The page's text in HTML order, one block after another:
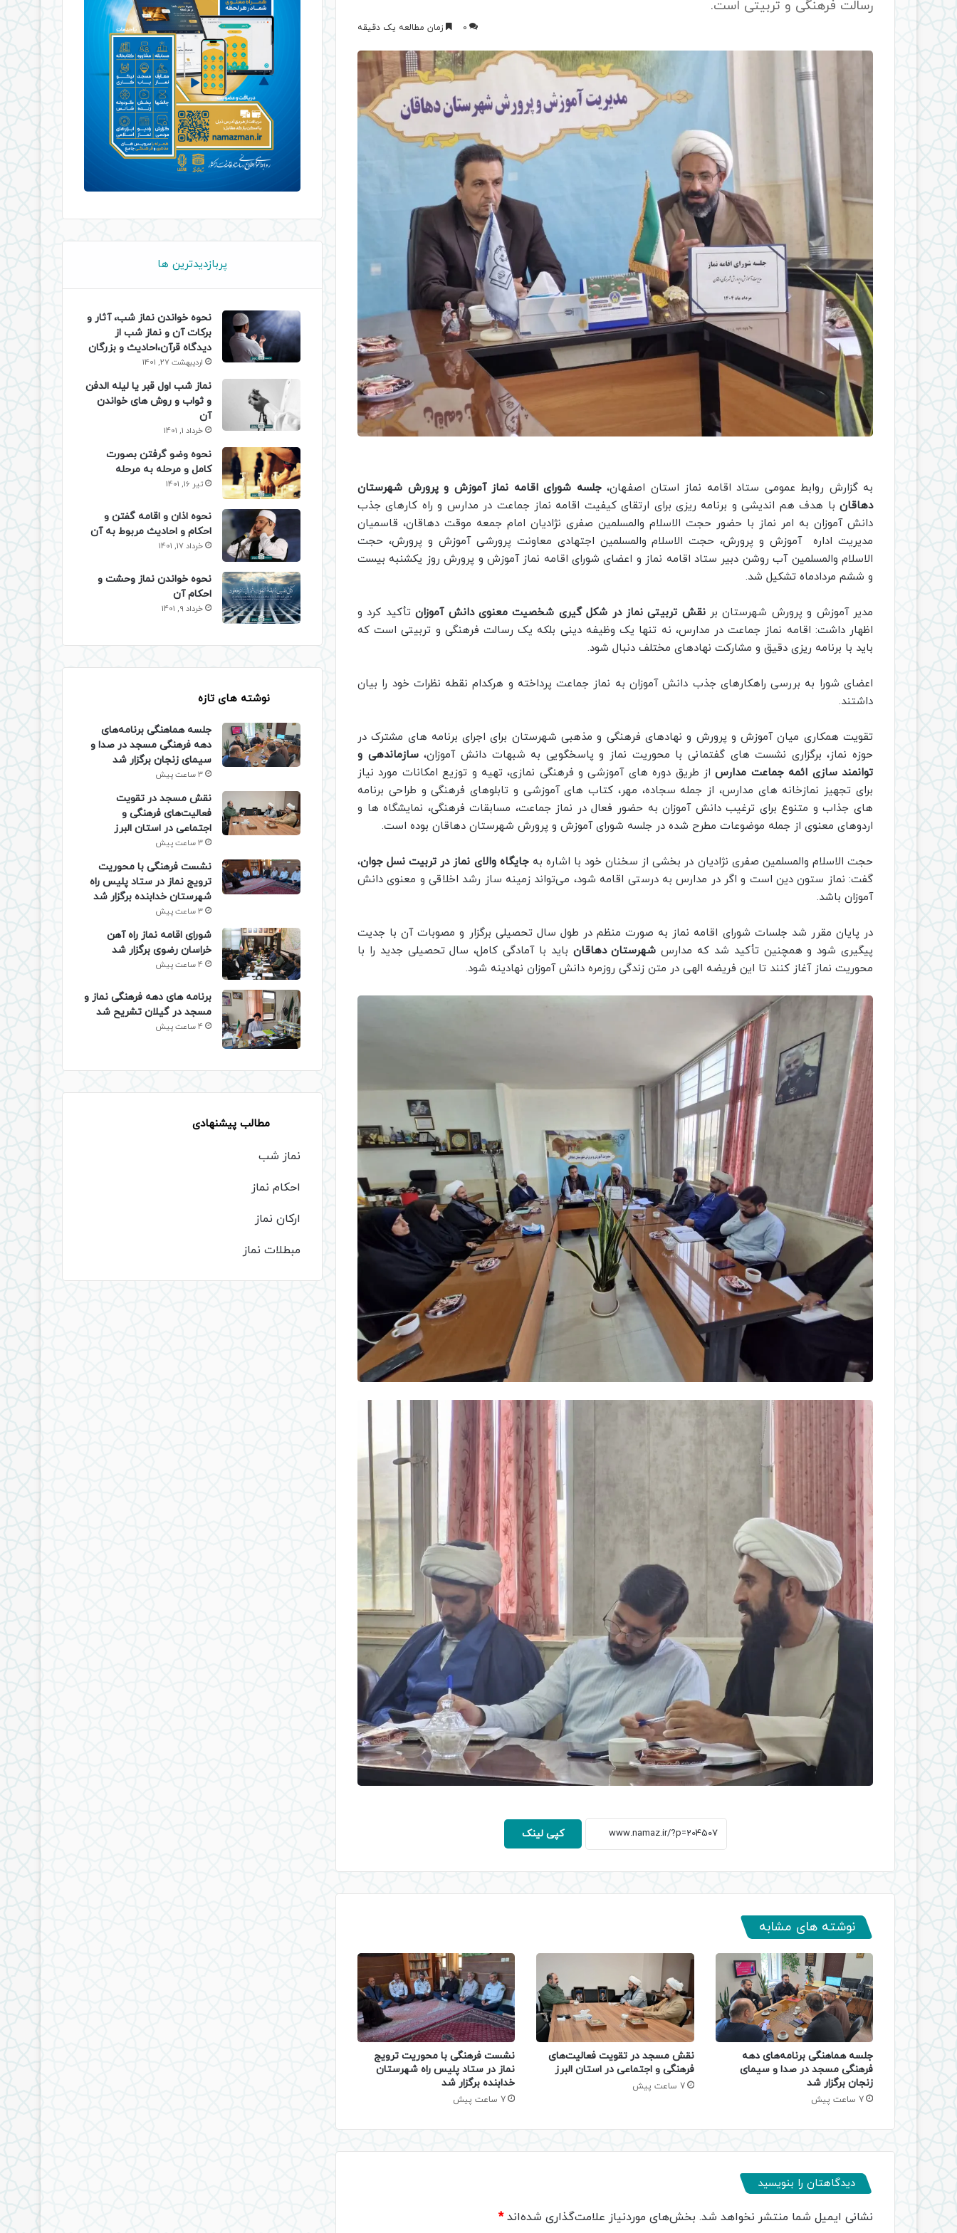
رسالت فرهنگی و تربیتی است.
0 زمان مطالعه یک دقیقه
به گزارش روابط عمومی ستاد اقامه نماز استان اصفهان، جلسه شورای اقامه نماز آموزش و پرورش شهرستان
دهاقان با هدف هم اندیشی و برنامه ریزی برای ارتقای کیفیت اقامه نماز جماعت در مدارس و راه کارهای جذب
دانش آموزان به امر نماز با حضور حجت الاسلام والمسلمین صفری نژادیان امام جمعه موقت دهاقان، قاسمیان
مدیریت اداره آموزش و پرورش، حجت الاسلام والمسلمین اجتهادی معاونت پرورشی آموزش و پرورش، حجت
الاسلام والمسلمین آب‌ روشن دبیر ستاد اقامه نماز و اعضای شورای اقامه نماز آموزش و پرورش روز یکشنبه بیست
و ششم مردادماه تشکیل شد.
مدیر آموزش و پرورش شهرستان برنقش تربیتی نماز در شکل گیری شخصیت معنوی دانش آموزانتأکید کرد و
اظهار داشت: اقامه نماز جماعت در مدارس، نه تنها یک وظیفه دینی بلکه یک رسالت فرهنگی و تربیتی است که
باید با برنامه ریزی دقیق و مشارکت نهادهای مختلف دنبال شود.
اعضای شورا به بررسی راهکارهای جذب دانش آموزان به نماز جماعت پرداخته و هرکدام نقطه نظرات خود را بیان
داشتند.
تقویت همکاری میان آموزش و پرورش و نهادهای فرهنگی و مذهبی شهرستان برای اجرای برنامه های مشترک در
حوزه نماز، برگزاری نشست های گفتمانی با محوریت نماز و پاسخگویی به شبهات دانش آموزان،سازماندهی و
توانمند سازی ائمه جماعت مدارساز طریق دوره های آموزشی و فرهنگی نمازی، تهیه و توزیع امکانات مورد نیاز
برای تجهیز نمازخانه های مدارس، از جمله سجاده، مهر، کتاب های آموزشی و تابلوهای فرهنگی و طراحی برنامه
های جذاب و متنوع برای ترغیب دانش آموزان به حضور فعال در نماز جماعت، مسابقات فرهنگی، نمایشگاه ها و
اردوهای معنوی از جمله موضوعات مطرح شده در جلسه شورای آموزش و پرورش شهرستان دهاقان بوده است.
حجت الاسلام والمسلمین صفری نژادیان در بخشی از سخنان خود با اشاره بهجایگاه والای نماز در تربیت نسل جوان،
گفت: نماز ستون دین است و اگر در مدارس به درستی اقامه شود، می‌تواند زمینه ساز رشد اخلاقی و معنوی دانش
آموزان باشد.
در پایان مقرر شد جلسات شورای اقامه نماز به صورت منظم در طول سال تحصیلی برگزار و مصوبات آن با جدیت
پیگیری شود و همچنین تأکید شد که مدارس شهرستان دهاقان باید با آمادگی کامل، سال تحصیلی جدید را با
محوریت نماز آغاز کنند تا این فریضه الهی در متن زندگی روزمره دانش آموزان نهادینه شود.
کپی لینک
نوشته های مشابه
جلسه هماهنگی برنامه‌های دهه
فرهنگی مسجد در صدا و سیمای
زنجان برگزار شد
7 ساعت پیش
نقش مسجد در تقویت فعالیت‌های
فرهنگی و اجتماعی در استان البرز
7 ساعت پیش
نشست فرهنگی با محوریت ترویج
نماز در ستاد پلیس راه شهرستان
خدابنده برگزار شد
7 ساعت پیش
دیدگاهتان را بنویسید
نشانی ایمیل شما منتشر نخواهد شد. بخش‌های موردنیاز علامت‌گذاری شده‌اند*
پربازدیدترین ها
نحوه خواندن نماز شب، آثار و
برکات آن و نماز شب از
دیدگاه قرآن،احادیث و بزرگان
اردیبهشت 27, 1401
نماز شب اول قبر یا لیله الدفن
و ثواب و روش های خواندن
آن
خرداد 1, 1401
نحوه وضو گرفتن بصورت
کامل و مرحله به مرحله
تیر 16, 1401
نحوه اذان و اقامه گفتن و
احکام و احادیث مربوط به آن
خرداد 17, 1401
نحوه خواندن نماز وحشت و
احکام آن
خرداد 9, 1401
نوشته های تازه
جلسه هماهنگی برنامه‌های
دهه فرهنگی مسجد در صدا و
سیمای زنجان برگزار شد
3 ساعت پیش
نقش مسجد در تقویت
فعالیت‌های فرهنگی و
اجتماعی در استان البرز
3 ساعت پیش
نشست فرهنگی با محوریت
ترویج نماز در ستاد پلیس راه
شهرستان خدابنده برگزار شد
3 ساعت پیش
شورای اقامه نماز راه آهن
خراسان رضوی برگزار شد
4 ساعت پیش
برنامه های دهه فرهنگی نماز و
مسجد در گیلان تشریح شد
4 ساعت پیش
مطالب پیشنهادی
نماز شب
احکام نماز
ارکان نماز
مبطلات نماز